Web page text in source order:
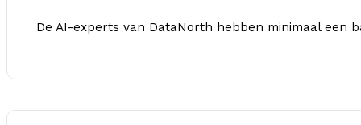
De AI-experts van DataNorth hebben minimaal een